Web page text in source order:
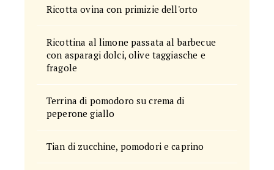
Ricotta ovina con primizie dell'orto
Ricottina al limone passata al barbecue
con asparagi dolci, olive taggiasche e
fragole
Terrina di pomodoro su crema di
peperone giallo
Tian di zucchine, pomodori e caprino